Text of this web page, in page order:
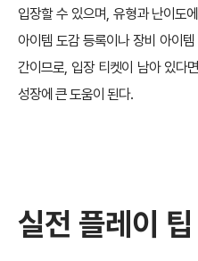
입장할 수 있으며, 유형과 난이도
아이템 도감 등록이나 장비 아이
간이므로, 입장 티켓이 남아 있다
성장에 큰 도움이 된다.
실전 플레이 팁